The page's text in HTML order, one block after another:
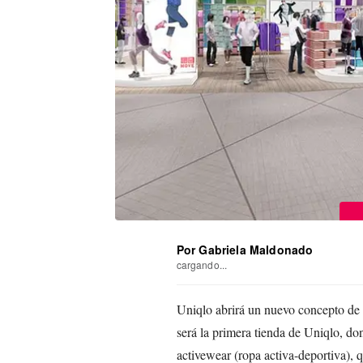
Por Gabriela Maldonado
cargando...
Uniqlo abrirá un nuevo concepto
será la primera tienda de Uniqlo,
activewear (ropa activa-deportiva),